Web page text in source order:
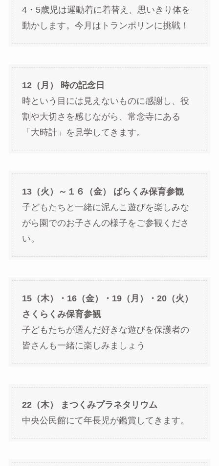
4・5歳児は運動着に着替え、思いきり体を
動かします。今月はトランポリンに挑戦！
12（月） 時の記念日
時という目には見えないものに感謝し、役
割や大切さを感じながら、常念寺にある
「大時計」を見学してきます。
13（火）～１６（金） ばらくみ保育参観
子どもたちと一緒に泥んこ遊びを楽しみな
がら園でのお子さんの様子をご参観くださ
い。
15（木）・16（金）・19（月）・20（火）
さくらくみ保育参観
子どもたちが選んだ好きな遊びを保護者の
皆さんも一緒に楽しみましょう
22（木） まつくみプラネタリウム
中央公民館にて年長児が鑑賞してきます。